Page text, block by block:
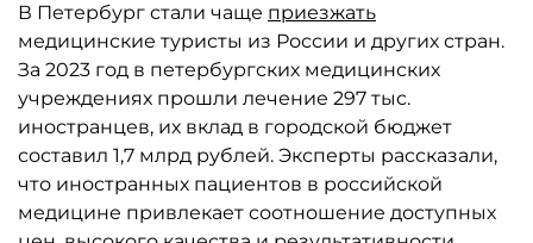
В Петербург стали чаще приезжать
медицинские туристы из России и других стран.
За 2023 год в петербургских медицинских
учреждениях прошли лечение 297 тыс.
иностранцев, их вклад в городской бюджет
составил 1,7 млрд рублей. Эксперты рассказали,
что иностранных пациентов в российской
медицине привлекает соотношение доступных